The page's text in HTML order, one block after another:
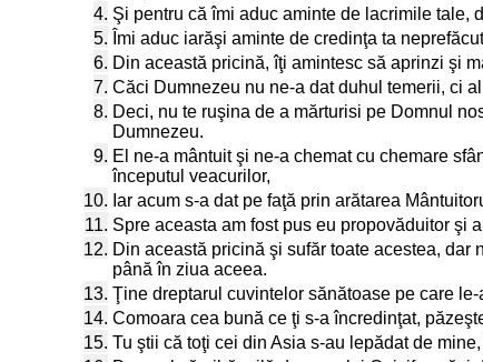
4. Şi pentru că îmi aduc aminte de lacrimile tale,
5. Îmi aduc iarăşi aminte de credinţa ta
6. Din această pricină, îţi amintesc să aprinzi şi
7. Căci Dumnezeu nu ne-a dat duhul temerii, ci
8. Deci, nu te ruşina de a mărturisi pe Domnul
Dumnezeu.
9. El ne-a mântuit şi ne-a chemat cu chemare
începutul veacurilor,
10. Iar acum s-a dat pe faţă prin arătarea
11. Spre aceasta am fost pus eu propovăduitor şi
12. Din această pricină şi sufăr toate acestea,
până în ziua aceea.
13. Ţine dreptarul cuvintelor sănătoase pe care
14. Comoara cea bună ce ţi s-a încredinţat,
15. Tu ştii că toţi cei din Asia s-au lepădat de